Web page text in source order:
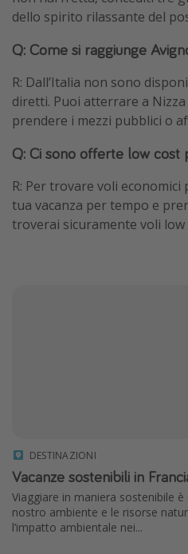
dello spirito rilassante del
Q: Come si raggiunge
R: Dall’Italia non sono
diretti. Puoi atterrare a
prendere i mezzi pubblici o
Q: Ci sono offerte low cost
R: Per trovare voli
tua vacanza per tempo e
troverai sicuramente voli low
DESTINAZIONI
Vacanze sostenibili in
Viaggiare in maniera sostenibile
nostro ambiente e le risorse
l’impatto ambientale nei...